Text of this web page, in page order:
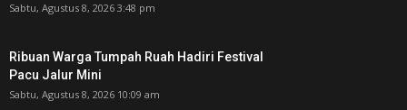
Sabtu, Agustus 8, 2026 3:48 pm
Ribuan Warga Tumpah Ruah Hadiri Festival
Pacu Jalur Mini
Sabtu, Agustus 8, 2026 10:09 am